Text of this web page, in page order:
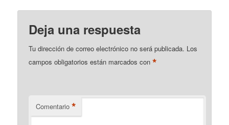
Deja una respuesta
Tu dirección de correo electrónico no será publicada. Los
campos obligatorios están marcados con*
Comentario *